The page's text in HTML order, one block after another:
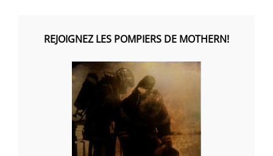
REJOIGNEZ LES POMPIERS DE MOTHERN!